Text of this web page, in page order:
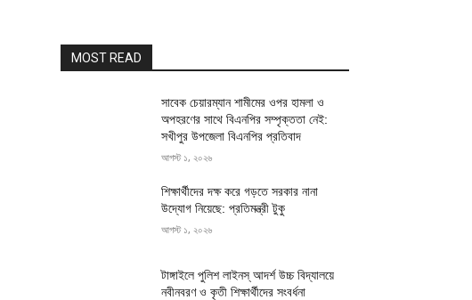
MOST READ
সাবেক চেয়ারম্যান শামীমের ওপর হামলা ও
অপহরণের সাথে বিএনপির সম্পৃক্ততা নেই:
সখীপুর উপজেলা বিএনপির প্রতিবাদ
আগস্ট ১, ২০২৬
শিক্ষার্থীদের দক্ষ করে গড়তে সরকার নানা
উদ্যোগ নিয়েছে: প্রতিমন্ত্রী টুকু
আগস্ট ১, ২০২৬
টাঙ্গাইলে পুলিশ লাইনস্ আদর্শ উচ্চ বিদ্যালয়ে
নবীনবরণ ও কৃতী শিক্ষার্থীদের সংবর্ধনা